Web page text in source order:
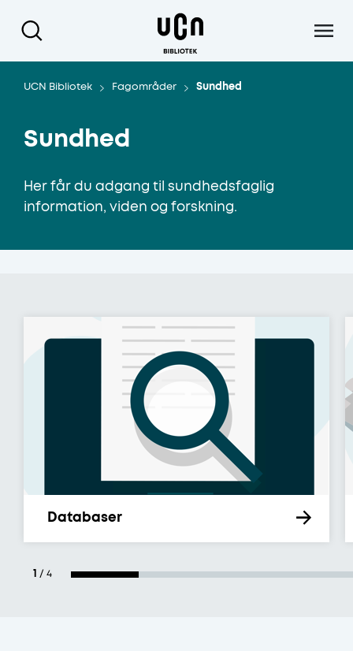
UCN Bibliotek Fagområder Sundhed
Sundhed
Her får du adgang til sundhedsfaglig
information, viden og forskning.
Databaser
/ 4